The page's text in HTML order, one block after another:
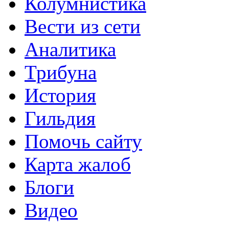
Вести из сети
Аналитика
Трибуна
История
Гильдия
Помочь сайту
Карта жалоб
Блоги
Видео